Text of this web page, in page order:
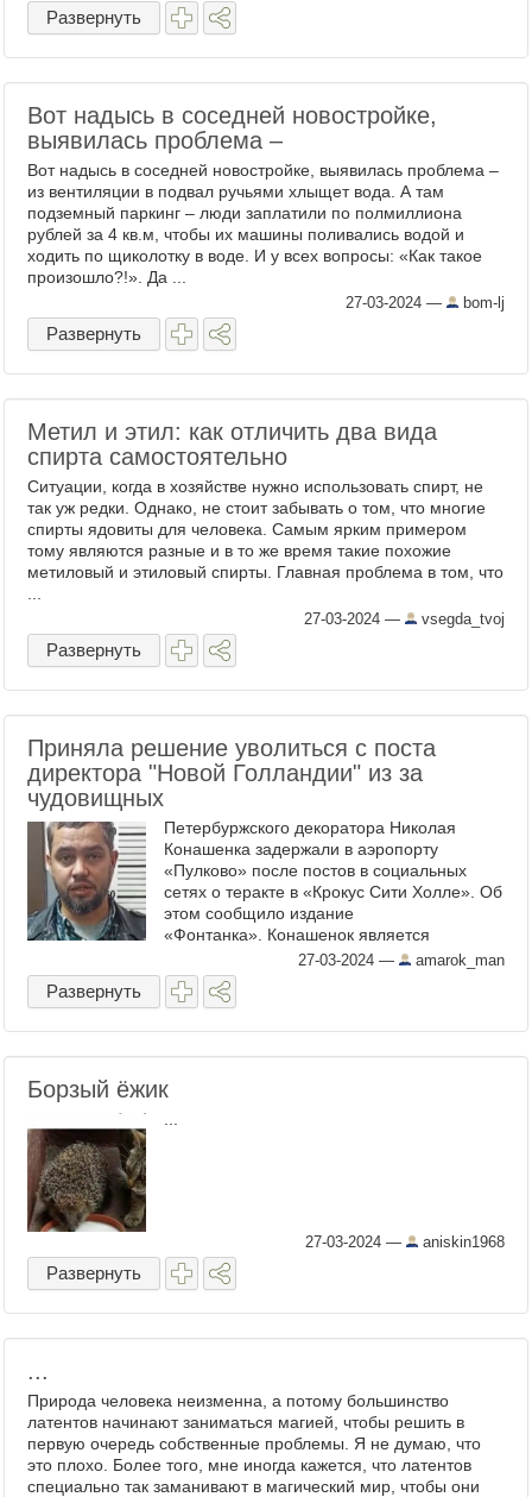
Развернуть
Вот надысь в соседней новостройке,
выявилась проблема –
Вот надысь в соседней новостройке, выявилась проблема –
из вентиляции в подвал ручьями хлыщет вода. А там
подземный паркинг – люди заплатили по полмиллиона
рублей за 4 кв.м, чтобы их машины поливались водой и
ходить по щиколотку в воде. И у всех вопросы: «Как такое
произошло?!». Да ...
27-03-2024 — bom-lj
Развернуть
Метил и этил: как отличить два вида
спирта самостоятельно
Ситуации, когда в хозяйстве нужно использовать спирт, не
так уж редки. Однако, не стоит забывать о том, что многие
спирты ядовиты для человека. Самым ярким примером
тому являются разные и в то же время такие похожие
метиловый и этиловый спирты. Главная проблема в том, что
27-03-2024 — vsegda_tvoj
Развернуть
Приняла решение уволиться с поста
директора "Новой Голландии" из за
чудовищных
Петербуржского декоратора Николая
Конашенка задержали в аэропорту
«Пулково» после постов в социальных
сетях о теракте в «Крокус Сити Холле». Об
этом сообщило издание
«Фонтанка». Конашенок является
супругом генерального директора проекта
«Новая Голландия» Роксаны Шатуновской.
Кстати ...
27-03-2024 — amarok_man
Развернуть
Борзый ёжик
27-03-2024 — aniskin1968
Развернуть
...
Природа человека неизменна, а потому большинство
латентов начинают заниматься магией, чтобы решить в
первую очередь собственные проблемы. Я не думаю, что
это плохо. Более того, мне иногда кажется, что латентов
специально так заманивают в магический мир, чтобы они